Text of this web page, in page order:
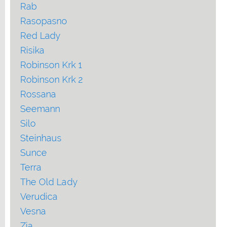
Rab
Rasopasno
Red Lady
Risika
Robinson Krk 1
Robinson Krk 2
Rossana
Seemann
Silo
Steinhaus
Sunce
Terra
The Old Lady
Verudica
Vesna